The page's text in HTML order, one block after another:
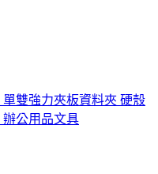
雙強力夾板資料夾 硬殼
公用品文具